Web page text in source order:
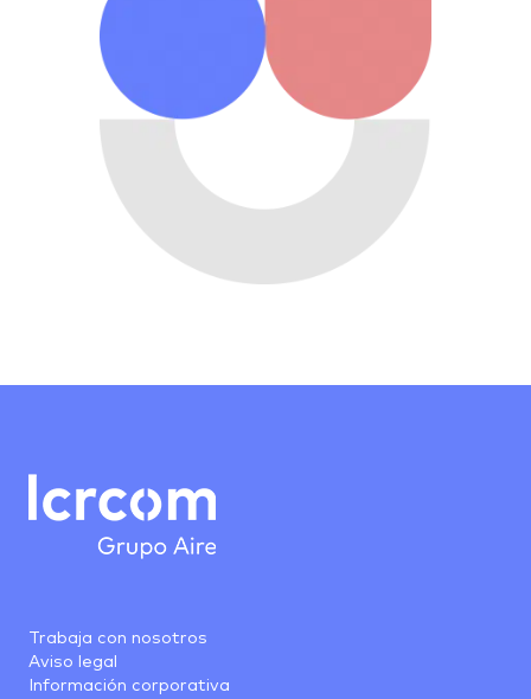
Trabaja con nosotros
Aviso legal
Información corporativa